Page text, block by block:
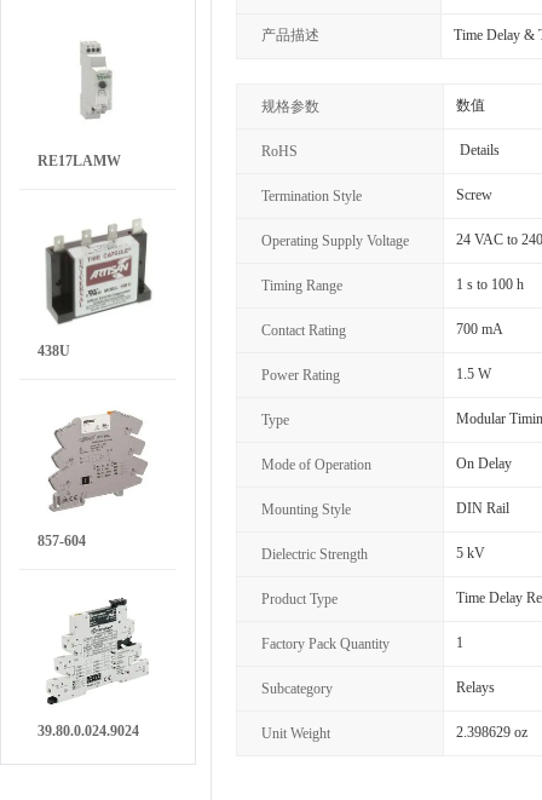
RE17LAMW
438U
857-604
39.80.0.024.9024
产品描述 Time Delay &
规格参数 数值
RoHS Details
Termination Style Screw
Operating Supply Voltage 24 VAC to
Timing Range 1 s to 100 h
Contact Rating 700 mA
Power Rating 1.5 W
Type Modular
Mode of Operation On Delay
Mounting Style DIN Rail
Dielectric Strength 5 kV
Product Type Time Delay
Factory Pack Quantity 1
Subcategory Relays
Unit Weight 2.398629 oz